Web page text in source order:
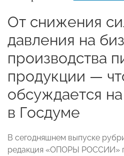
От снижения
давления на
производства
продукции —
обсуждается
в Госдуме
В сегодняшнем выпуске
редакция «ОПОРЫ РОССИИ»